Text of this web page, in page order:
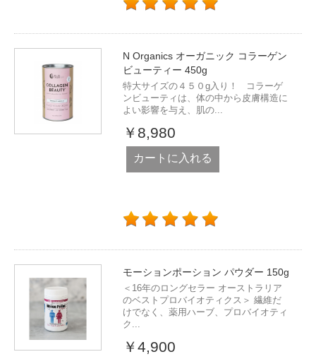
N Organics オーガニック コラーゲン
ビューティー 450g
特大サイズの４５０g入り！ コラーゲ
ンビューティは、体の中から皮膚構造に
よい影響を与え、肌の...
￥8,980
カートに入れる
モーションポーション パウダー 150g
＜16年のロングセラー オーストラリア
のベストプロバイオティクス＞ 繊維だ
けでなく、薬用ハーブ、プロバイオティ
ク...
￥4,900